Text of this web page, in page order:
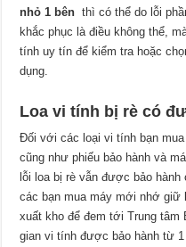
nhỏ 1 bên thì có thể do lỗi
khắc phục là điều không thể,
tính uy tín để kiểm tra hoặc
dụng.
Loa vi tính bị rè có
Đối với các loại vi tính bạn
cũng như phiếu bảo hành và
lỗi loa bị rè vẫn được bảo
các bạn mua máy mới nhớ giữ
xuất kho để đem tới Trung tâm
gian vi tính được bảo hành từ